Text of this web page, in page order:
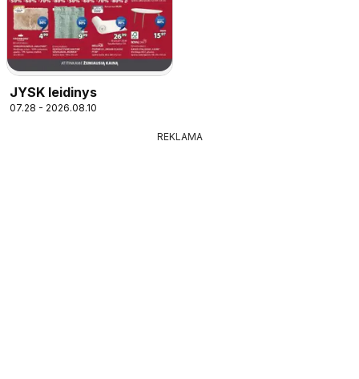
JYSK leidinys
07.28 - 2026.08.10
REKLAMA